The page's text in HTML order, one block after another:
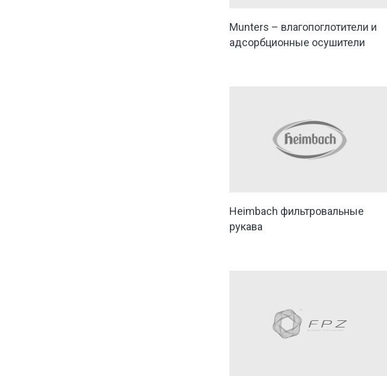
Munters – влагопоглотители и
адсорбционные осушители
Heimbach фильтровальные
рукава